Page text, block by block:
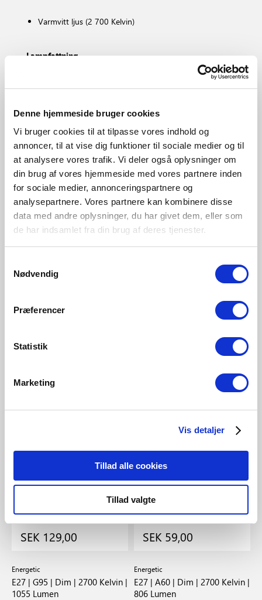
Denne hjemmeside bruger cookies
Vi bruger cookies til at tilpasse vores indhold og
annoncer, til at vise dig funktioner til sociale medier og til
at analysere vores trafik. Vi deler også oplysninger om
din brug af vores hjemmeside med vores partnere inden
for sociale medier, annonceringspartnere og
analysepartnere. Vores partnere kan kombinere disse
data med andre oplysninger, du har givet dem, eller som
de har indsamlet fra din brug af deres tjenester.
Nødvendig
Præferencer
Statistik
Marketing
Vis detaljer
Tillad alle cookies
Tillad valgte
Varmvitt ljus (2 700 Kelvin)
Lampfattning
Färgtemperatur (K)
Ljusstyrka (lumen)
806.0
Område
Olika (beror på placeringen)
Primärt material
Glas
5182003421
5192002321
Relaterade produkter
SEK 129,00
Energetic
E27 | G95 | Dim | 2700 Kelvin |
1055 Lumen
SEK 59,00
Energetic
E27 | A60 | Dim | 2700 Kelvin |
806 Lumen